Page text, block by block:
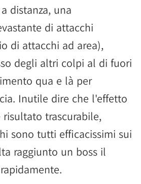
distanza, una
di attacchi
di attacchi ad area),
degli altri colpi al di fuori
qua e là per
Inutile dire che l'effetto
trascurabile,
sono tutti efficacissimi sui
raggiunto un boss il